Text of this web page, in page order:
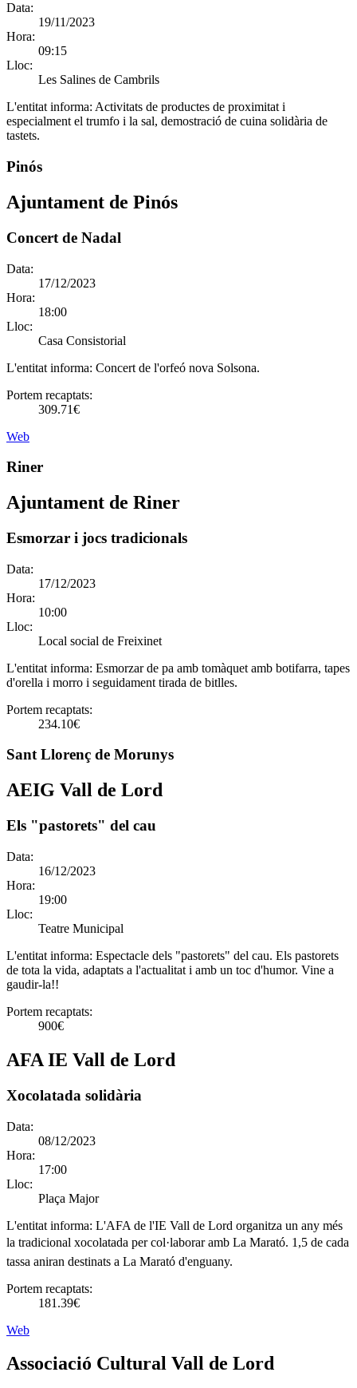
Data:
19/11/2023
Hora:
09:15
Lloc:
Les Salines de Cambrils
L'entitat informa: Activitats de productes de proximitat i
especialment el trumfo i la sal, demostració de cuina solidària de
tastets.
Pinós
Ajuntament de Pinós
Concert de Nadal
Data:
17/12/2023
Hora:
18:00
Lloc:
Casa Consistorial
L'entitat informa: Concert de l'orfeó nova Solsona.
Portem recaptats:
309.71€
Web
Riner
Ajuntament de Riner
Esmorzar i jocs tradicionals
Data:
17/12/2023
Hora:
10:00
Lloc:
Local social de Freixinet
L'entitat informa: Esmorzar de pa amb tomàquet amb botifarra, tapes
d'orella i morro i seguidament tirada de bitlles.
Portem recaptats:
234.10€
Sant Llorenç de Morunys
AEIG Vall de Lord
Els "pastorets" del cau
Data:
16/12/2023
Hora:
19:00
Lloc:
Teatre Municipal
L'entitat informa: Espectacle dels "pastorets" del cau. Els pastorets
de tota la vida, adaptats a l'actualitat i amb un toc d'humor. Vine a
gaudir-la!!
Portem recaptats:
900€
AFA IE Vall de Lord
Xocolatada solidària
Data:
08/12/2023
Hora:
17:00
Lloc:
Plaça Major
L'entitat informa: L'AFA de l'IE Vall de Lord organitza un any més
la tradicional xocolatada per col·laborar amb La Marató. 1,5 de cada
tassa aniran destinats a La Marató d'enguany.
Portem recaptats:
181.39€
Web
Associació Cultural Vall de Lord